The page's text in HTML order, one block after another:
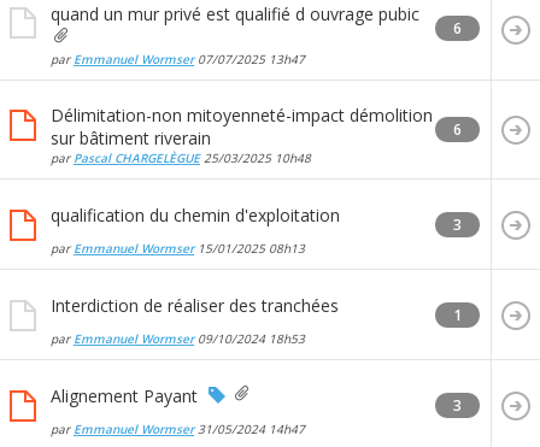
quand un mur privé est qualifié d ouvrage pubic
par Emmanuel Wormser07/07/2025 13h47
6
Délimitation-non mitoyenneté-impact démolition
sur bâtiment riverain
par Pascal CHARGELÈGUE25/03/2025 10h48
6
qualification du chemin d'exploitation
par Emmanuel Wormser15/01/2025 08h13
3
Interdiction de réaliser des tranchées
par Emmanuel Wormser09/10/2024 18h53
1
Alignement Payant
par Emmanuel Wormser31/05/2024 14h47
3